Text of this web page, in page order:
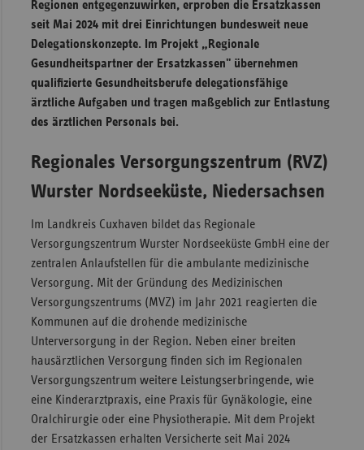
Regionen entgegenzuwirken, erproben die Ersatzkassen
seit Mai 2024 mit drei Einrichtungen bundesweit neue
Delegationskonzepte. Im Projekt „Regionale
Gesundheitspartner der Ersatzkassen" übernehmen
qualifizierte Gesundheitsberufe delegationsfähige
ärztliche Aufgaben und tragen maßgeblich zur Entlastung
des ärztlichen Personals bei.
Regionales Versorgungszentrum (RVZ)
Wurster Nordseeküste, Niedersachsen
Im Landkreis Cuxhaven bildet das Regionale
Versorgungszentrum Wurster Nordseeküste GmbH eine der
zentralen Anlaufstellen für die ambulante medizinische
Versorgung. Mit der Gründung des Medizinischen
Versorgungszentrums (MVZ) im Jahr 2021 reagierten die
Kommunen auf die drohende medizinische
Unterversorgung in der Region. Neben einer breiten
hausärztlichen Versorgung finden sich im Regionalen
Versorgungszentrum weitere Leistungserbringende, wie
eine Kinderarztpraxis, eine Praxis für Gynäkologie, eine
Oralchirurgie oder eine Physiotherapie. Mit dem Projekt
der Ersatzkassen erhalten Versicherte seit Mai 2024